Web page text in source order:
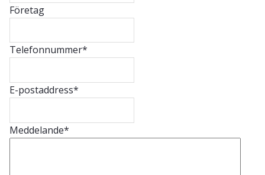
Företag
Telefonnummer*
E-postaddress*
Meddelande*